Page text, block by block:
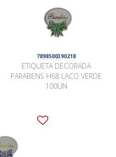
7898500390218
ETIQUETA DECORADA
PARABENS H68 LACO VERDE
100UN